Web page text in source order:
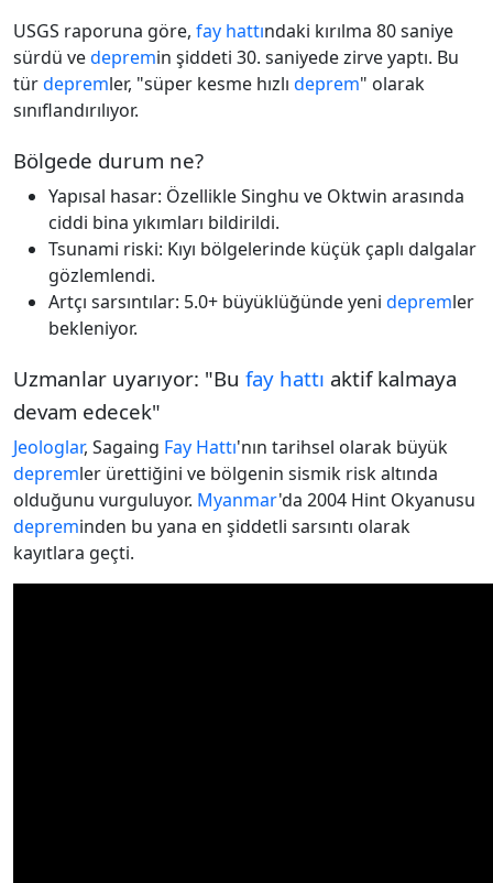
USGS raporuna göre, fay hattındaki kırılma 80 saniye
sürdü vedepremin şiddeti 30. saniyede zirve yaptı. Bu
türdepremler, "süper kesme hızlı deprem" olarak
sınıflandırılıyor.
Bölgede durum ne?
Yapısal hasar: Özellikle Singhu ve Oktwin arasında
ciddi bina yıkımları bildirildi.
Tsunami riski: Kıyı bölgelerinde küçük çaplı dalgalar
gözlemlendi.
Artçı sarsıntılar: 5.0+ büyüklüğünde yeni depremler
bekleniyor.
Uzmanlar uyarıyor: "Bu fay hattı aktif kalmaya
devam edecek"
Jeologlar, Sagaing Fay Hattı'nın tarihsel olarak büyük
depremler ürettiğini ve bölgenin sismik risk altında
olduğunu vurguluyor. Myanmar'da 2004 Hint Okyanusu
depreminden bu yana en şiddetli sarsıntı olarak
kayıtlara geçti.